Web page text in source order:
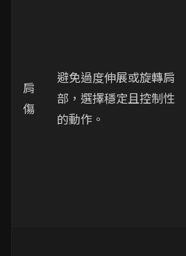
肩
傷
避免過度伸展或旋轉肩
部，選擇穩定且控制性
的動作。